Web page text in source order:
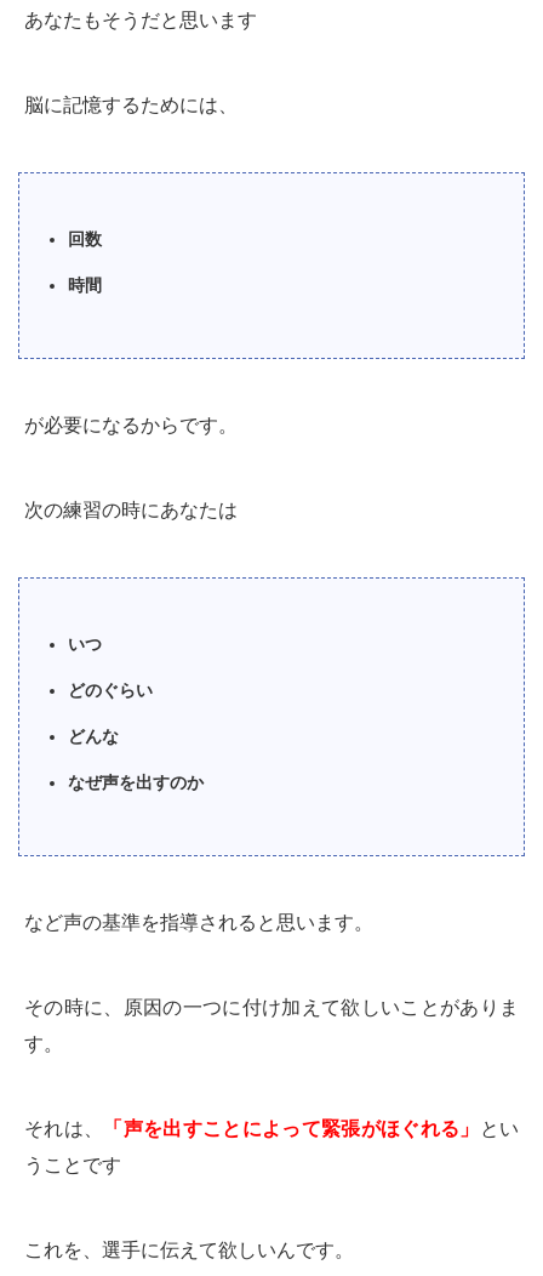
あなたもそうだと思います
脳に記憶するためには、
回数
時間
が必要になるからです。
次の練習の時にあなたは
いつ
どのぐらい
どんな
なぜ声を出すのか
など声の基準を指導されると思います。
その時に、原因の一つに付け加えて欲しいことがありま
す。
それは、 「声を出すことによって緊張がほぐれる」
とい
うことです
これを、選手に伝えて欲しいんです。